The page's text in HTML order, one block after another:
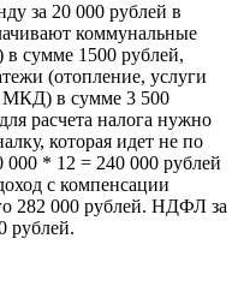
за 20 000 рублей в
коммунальные
в сумме 1500 рублей,
(отопление, услуги
МКД) в сумме 3 500
расчета налога нужно
которая идет не по
000 * 12 = 240 000 рублей
с компенсации
282 000 рублей. НДФЛ за
рублей.